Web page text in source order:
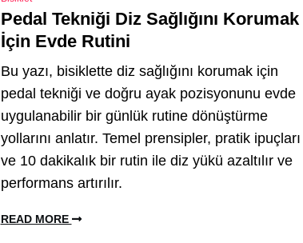
Pedal Tekniği Diz Sağlığını Korumak
İçin Evde Rutini
Bu yazı, bisiklette diz sağlığını korumak için
pedal tekniği ve doğru ayak pozisyonunu evde
uygulanabilir bir günlük rutine dönüştürme
yollarını anlatır. Temel prensipler, pratik ipuçları
ve 10 dakikalık bir rutin ile diz yükü azaltılır ve
performans artırılır.
READ MORE